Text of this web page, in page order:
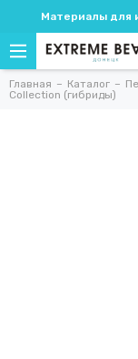
Материалы для
Главная Каталог
Collection (гибриды)